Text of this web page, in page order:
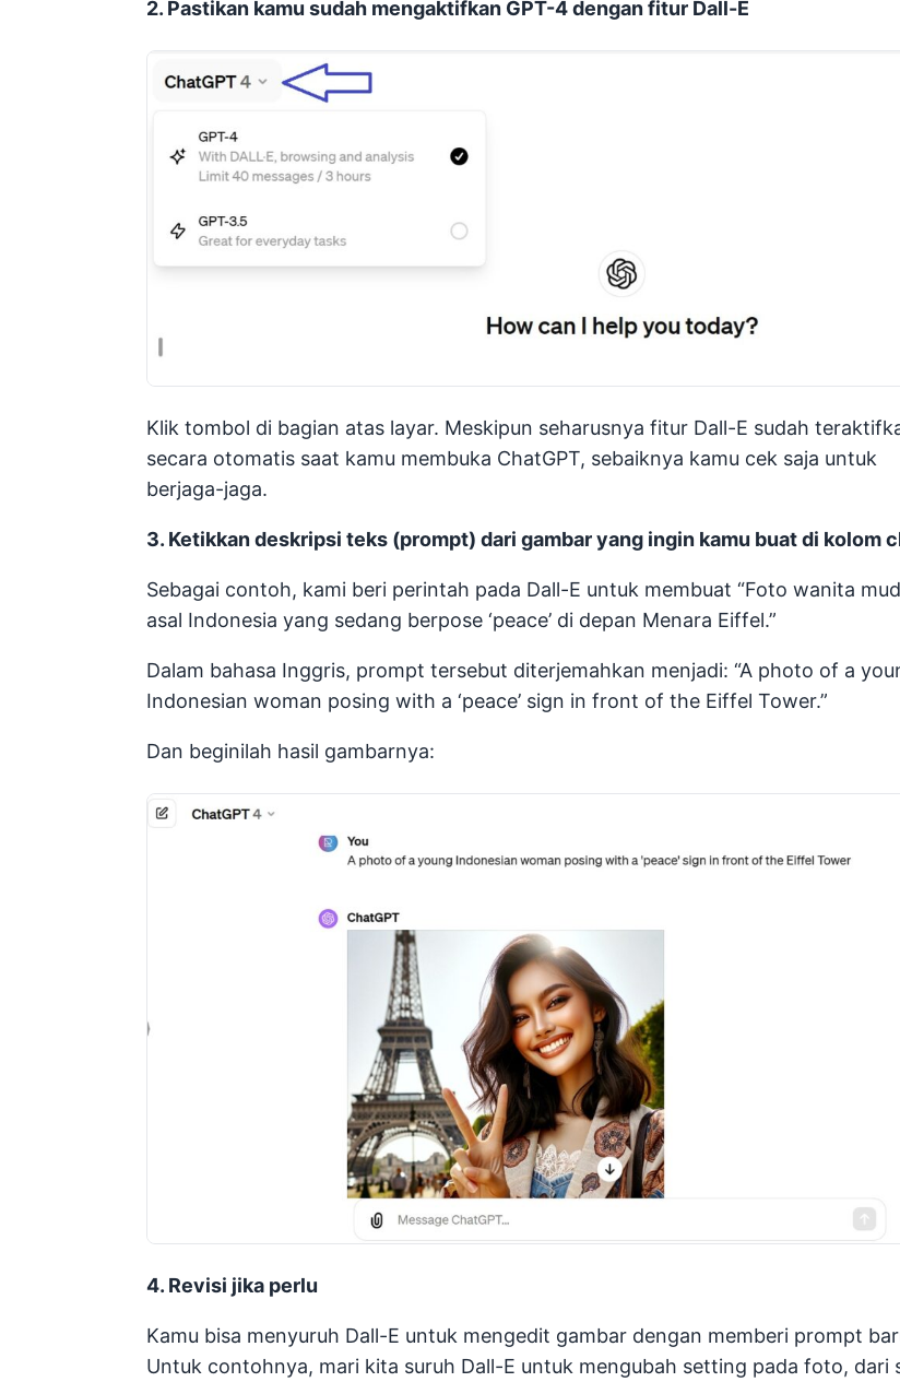
2. Pastikan kamu sudah mengaktifkan GPT-4 dengan fitur Dall-E
Klik tombol di bagian atas layar. Meskipun seharusnya fitur Dall-E sudah
secara otomatis saat kamu membuka ChatGPT, sebaiknya kamu cek saja untuk
berjaga-jaga.
3. Ketikkan deskripsi teks (prompt) dari gambar yang ingin kamu buat di kolom
Sebagai contoh, kami beri perintah pada Dall-E untuk membuat “Foto wanita
asal Indonesia yang sedang berpose ‘peace’ di depan Menara Eiffel.”
Dalam bahasa Inggris, prompt tersebut diterjemahkan menjadi: “A photo of a
Indonesian woman posing with a ‘peace’ sign in front of the Eiffel Tower.”
Dan beginilah hasil gambarnya:
4. Revisi jika perlu
Kamu bisa menyuruh Dall-E untuk mengedit gambar dengan memberi prompt
Untuk contohnya, mari kita suruh Dall-E untuk mengubah setting pada foto, dari